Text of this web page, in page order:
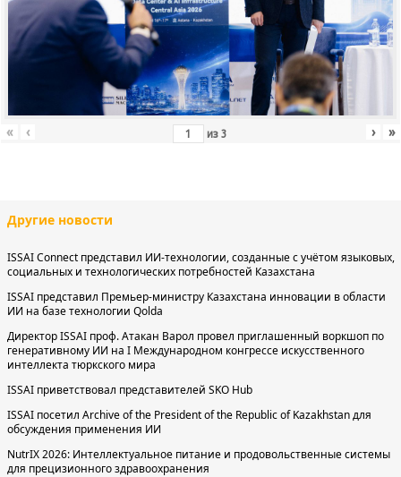
« ‹ из3 › »
Другие новости
ISSAI Connect представил ИИ-технологии, созданные с учётом языковых,
социальных и технологических потребностей Казахстана
ISSAI представил Премьер-министру Казахстана инновации в области
ИИ на базе технологии Qolda
Директор ISSAI проф. Атакан Варол провел приглашенный воркшоп по
генеративному ИИ на I Международном конгрессе искусственного
интеллекта тюркского мира
ISSAI приветствовал представителей SKO Hub
ISSAI посетил Archive of the President of the Republic of Kazakhstan для
обсуждения применения ИИ
NutrIX 2026: Интеллектуальное питание и продовольственные системы
для прецизионного здравоохранения